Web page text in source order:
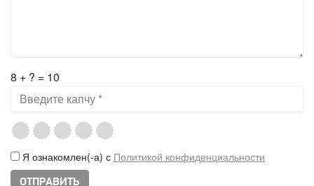
8 + ? = 10
Я ознакомлен(-а) с Политикой конфиденциальности